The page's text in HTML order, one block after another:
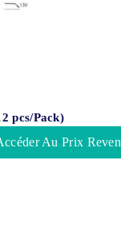
pcs/Pack)
Au Prix